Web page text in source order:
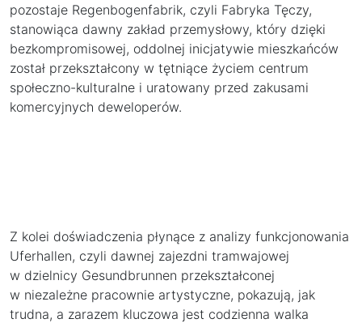
pozostaje Regenbogenfabrik, czyli Fabryka Tęczy,
stanowiąca dawny zakład przemysłowy, który dzięki
bezkompromisowej, oddolnej inicjatywie mieszkańców
został przekształcony w tętniące życiem centrum
społeczno-kulturalne i uratowany przed zakusami
komercyjnych deweloperów.
Z kolei doświadczenia płynące z analizy funkcjonowania
Uferhallen, czyli dawnej zajezdni tramwajowej
w dzielnicy Gesundbrunnen przekształconej
w niezależne pracownie artystyczne, pokazują, jak
trudna, a zarazem kluczowa jest codzienna walka